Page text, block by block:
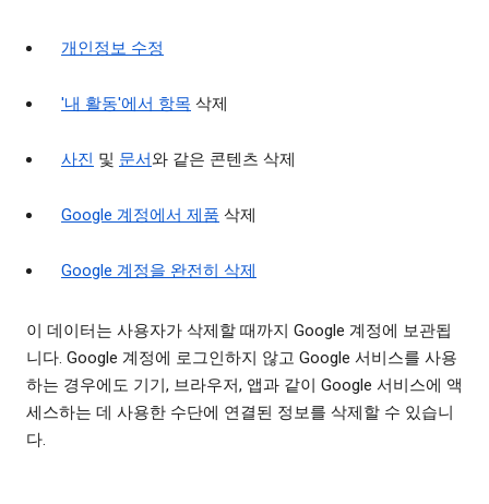
개인정보 수정
'내 활동'에서 항목 삭제
사진 및 문서와 같은 콘텐츠 삭제
Google 계정에서 제품 삭제
Google 계정을 완전히 삭제
이 데이터는 사용자가 삭제할 때까지 Google 계정에 보관됩
니다. Google 계정에 로그인하지 않고 Google 서비스를 사용
하는 경우에도 기기, 브라우저, 앱과 같이 Google 서비스에 액
세스하는 데 사용한 수단에 연결된 정보를 삭제할 수 있습니
다.